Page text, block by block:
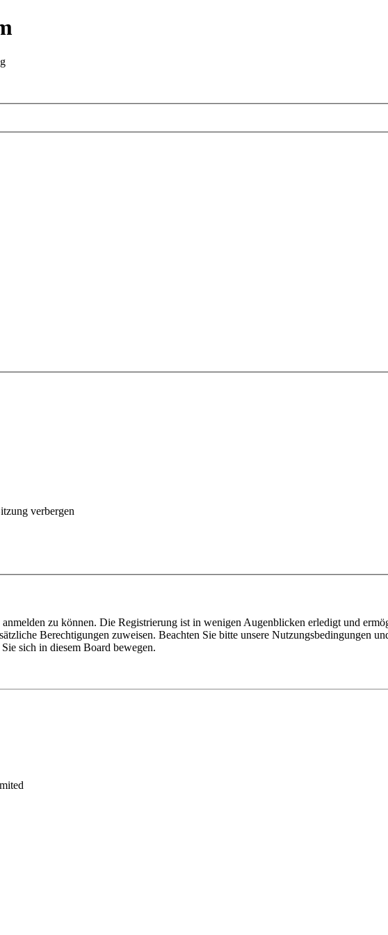
verbergen
anmelden zu können. Die Registrierung ist in wenigen Augenblicken erledigt und
Berechtigungen zuweisen. Beachten Sie bitte unsere Nutzungsbedingungen
sich in diesem Board bewegen.